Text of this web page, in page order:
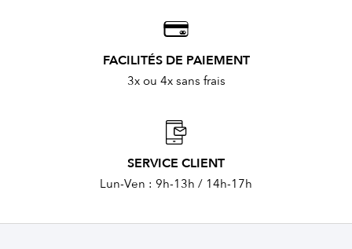
FACILITÉS DE PAIEMENT
3x ou 4x sans frais
SERVICE CLIENT
Lun-Ven : 9h-13h / 14h-17h